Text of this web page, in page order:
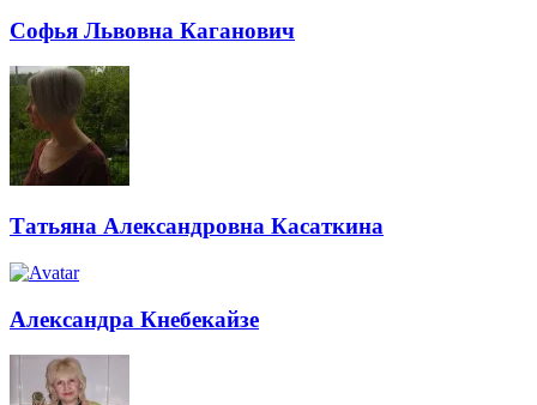
Софья Львовна Каганович
Татьяна Александровна Касаткина
Александра Кнебекайзе